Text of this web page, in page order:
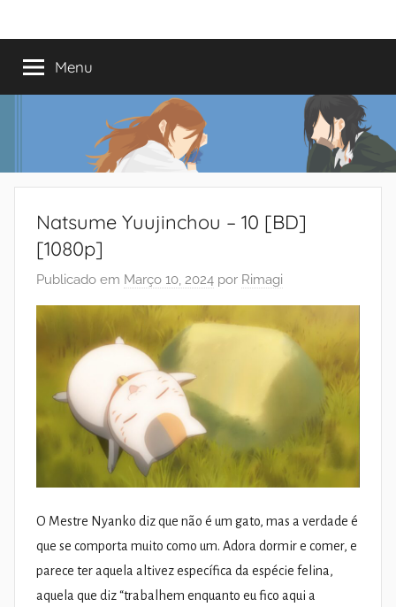
paraMundo
do
Shoujo
anos
a
romances
Menu
Natsume Yuujinchou – 10 [BD]
[1080p]
Publicado em Março 10, 2024 por Rimagi
O Mestre Nyanko diz que não é um gato, mas a verdade é
que se comporta muito como um. Adora dormir e comer, e
parece ter aquela altivez específica da espécie felina,
aquela que diz “trabalhem enquanto eu fico aqui a